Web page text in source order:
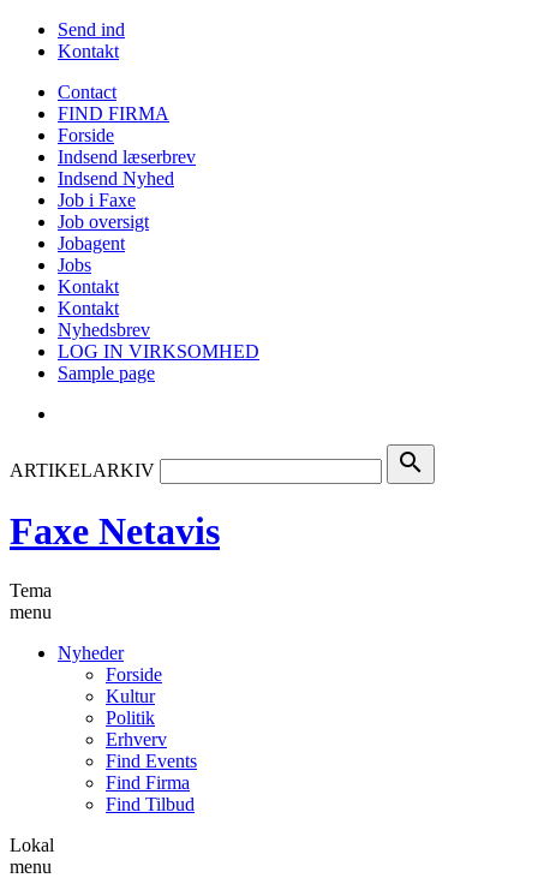
Send ind
Kontakt
Contact
FIND FIRMA
Forside
Indsend læserbrev
Indsend Nyhed
Job i Faxe
Job oversigt
Jobagent
Jobs
Kontakt
Kontakt
Nyhedsbrev
LOG IN VIRKSOMHED
Sample page
ARTIKELARKIV search
Faxe Netavis
Tema
menu
Nyheder
Forside
Kultur
Politik
Erhverv
Find Events
Find Firma
Find Tilbud
Lokal
menu